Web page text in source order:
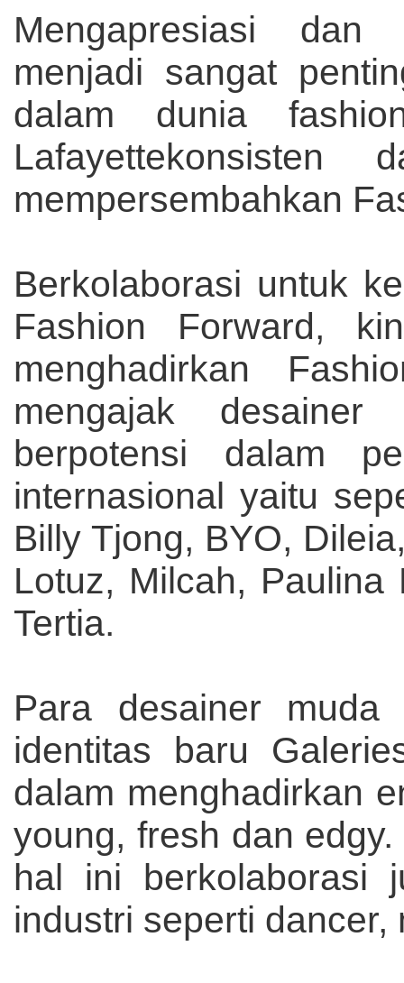
Mengapresiasi dan
menjadi sangat
dalam dunia
Lafayettekonsisten
mempersembahkan
Berkolaborasi untuk
Fashion Forward,
menghadirkan
mengajak
berpotensi dalam
internasional yaitu
Billy Tjong, BYO,
Lotuz, Milcah,
Tertia.
Para desainer
identitas baru
dalam menghadirkan
young, fresh dan
hal ini berkolaborasi
industri seperti